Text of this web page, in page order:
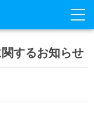
するお知らせ